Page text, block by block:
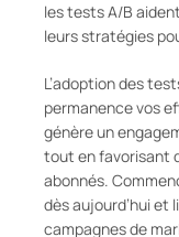
les tests A/B
leurs stratégies
L’adoption des
permanence vos
génère un
tout en favorisant
abonnés.
dès aujourd’hui et
campagnes de